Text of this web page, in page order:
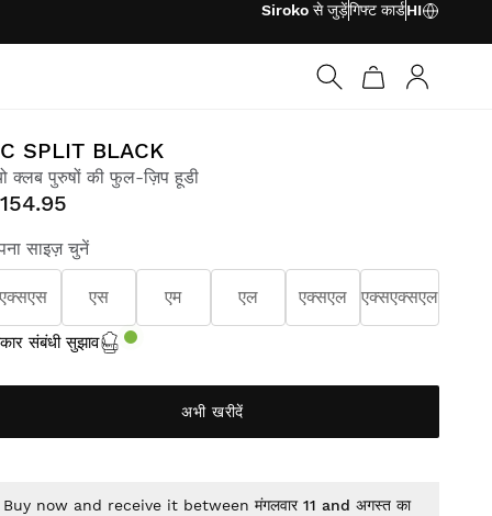
Siroko से जुड़ेंगिफ्ट कार्डHI
SPLIT BLACK
क्लब पुरुषों की फुल-ज़िप हूडी
साइज़ चुनें
एक्सएस एस एम एल एक्सएल एक्सएक्सएल
संबंधी सुझाव
अभी खरीदें
Buy now and receive it betweenमंगलवार 11 and अगस्त का